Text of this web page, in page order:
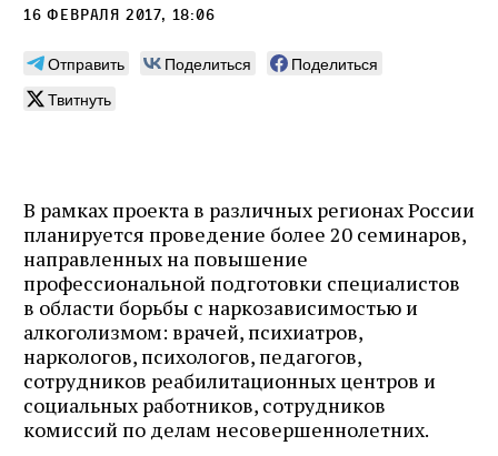
16 февраля 2017, 18:06
Отправить Поделиться
Поделиться
Твитнуть
В рамках проекта в различных регионах России
планируется проведение более 20 семинаров,
направленных на повышение
профессиональной подготовки специалистов
в области борьбы с наркозависимостью и
алкоголизмом: врачей, психиатров,
наркологов, психологов, педагогов,
сотрудников реабилитационных центров и
социальных работников, сотрудников
комиссий по делам несовершеннолетних.